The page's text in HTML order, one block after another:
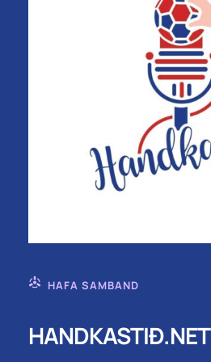
HAFA SAMBAND
HANDKASTIÐ.NET